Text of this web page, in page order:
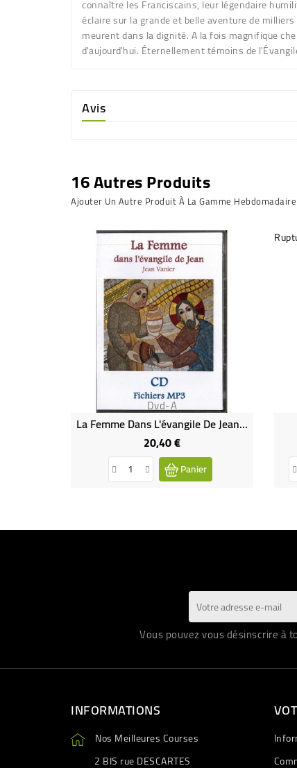
connaître les Franciscains, leur légendaire
éclaire sur la grande et belle aventure de
meurent dans la dignité. A la fois magnifique
d'aujourd'hui. Éternellement témoins de
Avis
16 Autres Produits
Ajouter Un Autre Produit À La Gamme Hebdomadaire
Dvd-A
La Femme Dans L'évangile De Jean (DVD Occasion)
20,40 €Prix
Panier
Vous pouvez vous désinscrire à
INFORMATIONS
Nos Meilleures Courses
2 BIS rue DESCARTES